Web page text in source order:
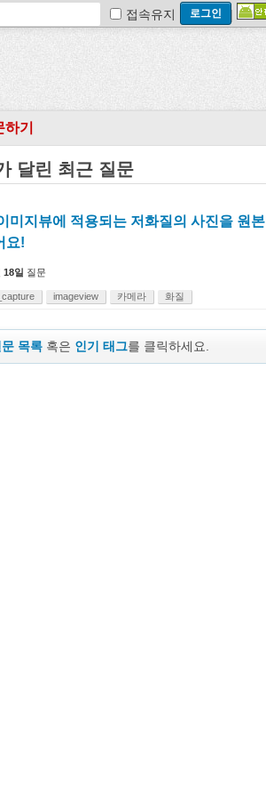
접속유지
하기
달린 최근 질문
미지뷰에 적용되는 저화질의 사진을 원본
요!
18일 질문
imageview 카메라 화질
목록 혹은 인기 태그를 클릭하세요.